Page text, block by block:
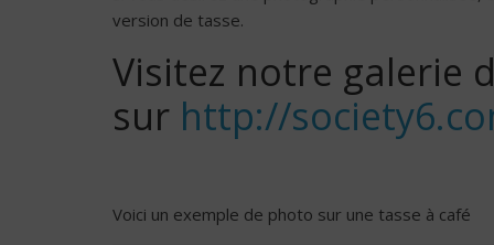
version de tasse.
Visitez notre galerie
sur http://
Voici un exemple de photo sur une tasse à café